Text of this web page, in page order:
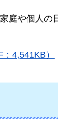
庭や個人の
4,541KB）